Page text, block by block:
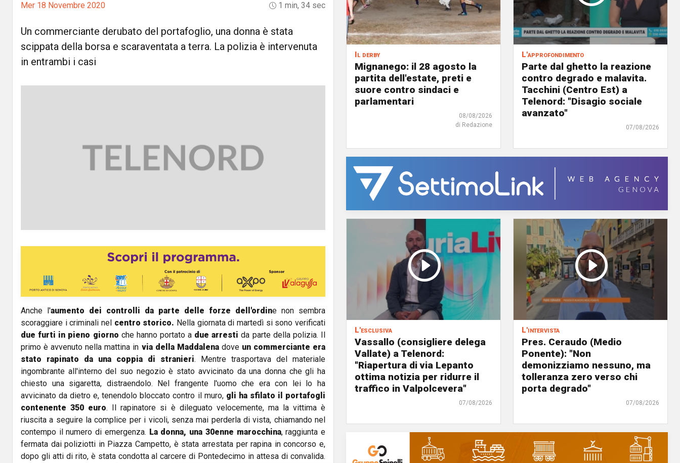
Mer 18 Novembre 2020 1 min, 34 sec
Un commerciante derubato del portafoglio, una donna è stata
scippata della borsa e scaraventata a terra. La polizia è intervenuta
in entrambi i casi
Anche l'aumento dei controlli da parte delle forze dell'ordine non sembra
scoraggiare i criminali nel centro storico. Nella giornata di martedì si sono verificati
due furti in pieno giorno che hanno portato a due arresti da parte della polizia. Il
primo è avvenuto nella mattina in via della Maddalenadove un commerciante era
stato rapinato da una coppia di stranieri. Mentre trasportava del materiale
ingombrante all'interno del suo negozio è stato avvicinato da una donna che gli ha
chiesto una sigaretta, distraendolo. Nel frangente l'uomo che era con lei lo ha
avvicinato da dietro e, tenendolo bloccato contro il muro, gli ha sfilato il portafogli
contenente 350 euro. Il rapinatore si è dileguato velocemente, ma la vittima è
riuscita a seguire la complice per i vicoli, senza mai perderla di vista, chiamando nel
contempo il numero di emergenza. La donna, una 30enne marocchina, raggiunta e
fermata dai poliziotti in Piazza Campetto, è stata arrestata per rapina in concorso e,
dopo gli atti di rito, è stata condotta al carcere di Pontedecimo in attesa di convalida.
Il derby
Mignanego: il 28 agosto la
partita dell'estate, preti e
suore contro sindaci e
parlamentari
08/08/2026
di Redazione
L'approfondimento
Parte dal ghetto la reazione
contro degrado e malavita.
Tacchini (Centro Est) a
Telenord: "Disagio sociale
avanzato"
07/08/2026
L'esclusiva
Vassallo (consigliere delega
Vallate) a Telenord:
"Riapertura di via Lepanto
ottima notizia per ridurre il
traffico in Valpolcevera"
07/08/2026
L'intervista
Pres. Ceraudo (Medio
Ponente): "Non
demonizziamo nessuno, ma
tolleranza zero verso chi
porta degrado"
07/08/2026